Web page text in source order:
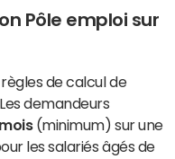
Pôle emploi sur
règles de calcul de
demandeurs
(minimum) sur une
les salariés âgés de